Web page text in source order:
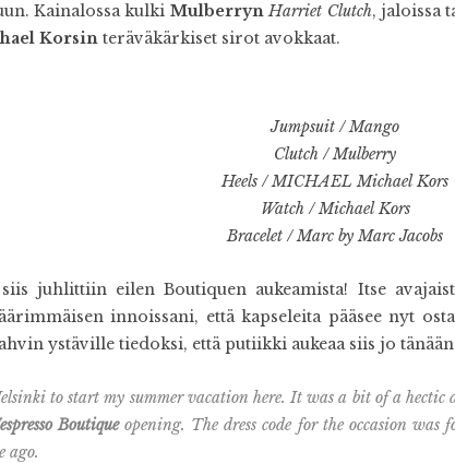
Kainalossa kulki Mulberryn Harriet Clutch, jaloissa
Korsin teräväkärkiset sirot avokkaat.
Jumpsuit / Mango
Clutch / Mulberry
Heels / MICHAEL Michael Kors
Watch / Michael Kors
Bracelet / Marc by Marc Jacobs
siis juhlittiin eilen Boutiquen aukeamista! Itse
innoissani, että kapseleita pääsee nyt
ystäville tiedoksi, että putiikki aukeaa siis jo
to start my summer vacation here. It was a bit of a
Boutiqueopening. The dress code for the occasion
ago.